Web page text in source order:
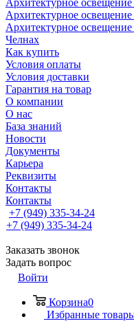
Архитектурное
Архитектурное
Архитектурное
Челнах
Как купить
Условия оплаты
Условия доставки
Гарантия на товар
О компании
О нас
База знаний
Новости
Документы
Карьера
Реквизиты
Контакты
Контакты
+7 (949) 335-34-24
+7 (949) 335-34-24
Заказать звонок
Задать вопрос
Войти
Корзина0
Избранные